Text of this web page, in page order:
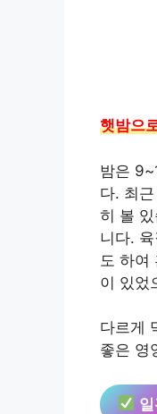
햇밤으
밤은
다. 최
히 볼
니다.
도 하여
이 있었
다르게
좋은 영